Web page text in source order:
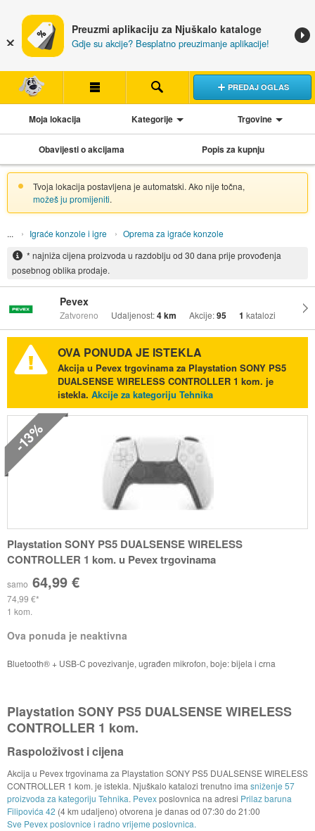
Preuzmi aplikaciju za Njuškalo kataloge
Gdje su akcije? Besplatno preuzimanje aplikacije!
PREDAJ OGLAS
Moja lokacija Kategorije Trgovine
Obavijesti o akcijama Popis za kupnju
Tvoja lokacija postavljena je automatski. Ako nije točna,
možeš ju promijeniti.
Igraće konzole i igre
Oprema za igraće konzole
* najniža cijena proizvoda u razdoblju od 30 dana prije provođenja
posebnog oblika prodaje.
Pevex
Zatvoreno Udaljenost:4 km Akcije:95 1 katalozi
OVA PONUDA JE ISTEKLA
Akcija u Pevex trgovinama za Playstation SONY PS5
DUALSENSE WIRELESS CONTROLLER 1 kom. je
istekla. Akcije za kategoriju Tehnika
-13%
Playstation SONY PS5 DUALSENSE WIRELESS
CONTROLLER 1 kom. u Pevex trgovinama
samo 64,99 €
74,99 €
1 kom.
Ova ponuda je neaktivna
Bluetooth® + USB-C povezivanje, ugrađen mikrofon, boje: bijela i crna
Playstation SONY PS5 DUALSENSE WIRELESS
CONTROLLER 1 kom.
Raspoloživost i cijena
Akcija u Pevex trgovinama za Playstation SONY PS5 DUALSENSE WIRELESS
CONTROLLER 1 kom. je istekla. Njuškalo katalozi trenutno ima sniženje 57
proizvoda za kategoriju Tehnika. Pevexposlovnica na adresi Prilaz baruna
Filipovića 42 (4 km udaljeno) otvorena je danas od 07:30 do 21:00
Sve Pevex poslovnice i radno vrijeme poslovnica.